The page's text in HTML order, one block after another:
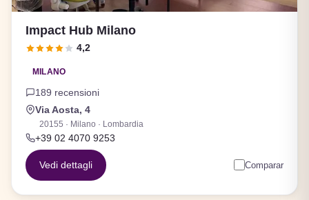
Impact Hub Milano
4,2
MILANO
189 recensioni
Via Aosta, 4
20155 · Milano · Lombardia
+39 02 4070 9253
Vedi dettagli Comparar